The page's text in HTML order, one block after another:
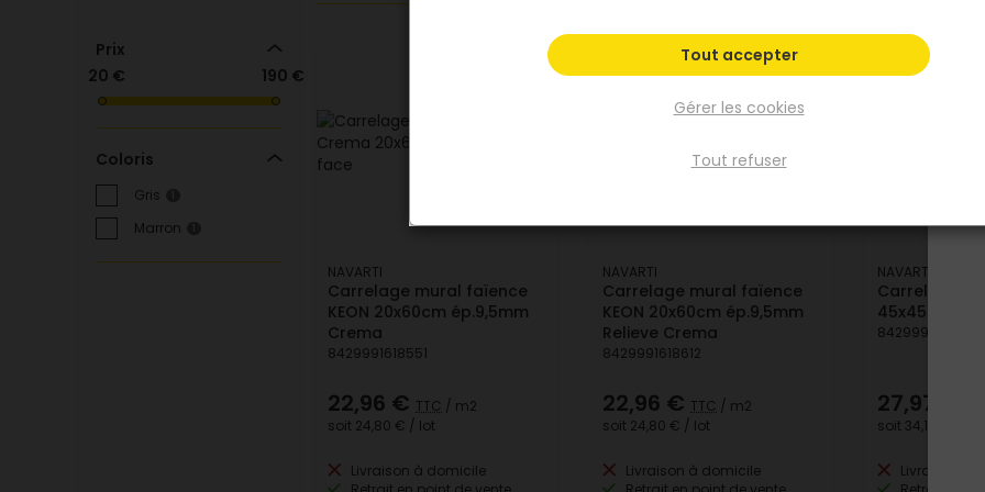
Prix
20 €
190 €
Coloris
Gris
Marron
NAVARTI
Carrelage mural faïence
KEON 20x60cm ép.9,5mm
Crema
8429991618551
22,96 € TTC / m2
soit 24,80 € / lot
Livraison à domicile
NAVARTI
Carrelage mural faïence
KEON 20x60cm ép.9,5mm
Relieve Crema
8429991618612
22,96 € TTC / m2
soit 24,80 € / lot
Livraison à domicile
NAVARTI
Carrelage sol
45x45cm
8429991610968
27,97 €
soit 34,12 €
Livraison à
Gérer les cookies
Tout refuser
Tout accepter